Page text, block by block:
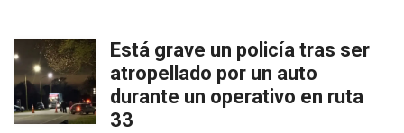
Está grave un policía tras ser
atropellado por un auto
durante un operativo en ruta
33